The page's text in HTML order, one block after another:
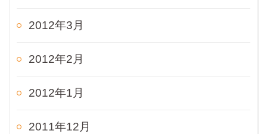
2012年3月
2012年2月
2012年1月
2011年12月